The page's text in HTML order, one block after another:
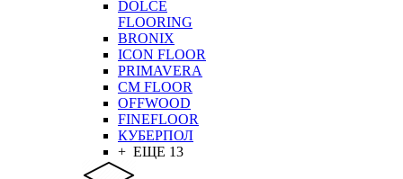
DOLCE
FLOORING
BRONIX
ICON FLOOR
PRIMAVERA
CM FLOOR
OFFWOOD
FINEFLOOR
КУБЕРПОЛ
+ ЕЩЕ 13